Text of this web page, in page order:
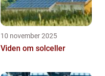
10 november 2025
Viden om solceller